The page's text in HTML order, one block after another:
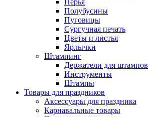
Перья
Полубусины
Пуговицы
Сургучная печать
Цветы и листья
Ярлычки
Штампинг
Держатели для штампов
Инструменты
Штампы
Товары для праздников
Аксессуары для праздника
Карнавальные товары